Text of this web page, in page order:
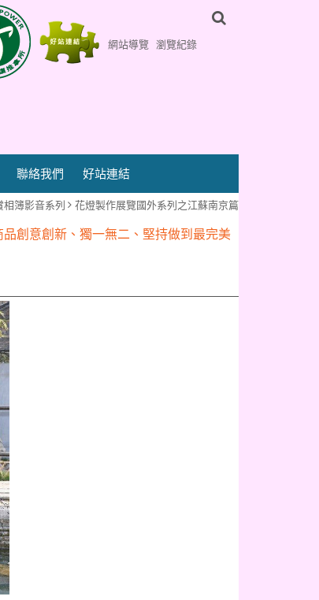
網站導覽 瀏覽紀錄
聯絡我們 好站連結
相簿影音系列 花燈製作展覽國外系列之江蘇南京篇
『百鎮花燈藝術行』專業為您客製化
品創意創新、獨一無二、堅持做到最完美